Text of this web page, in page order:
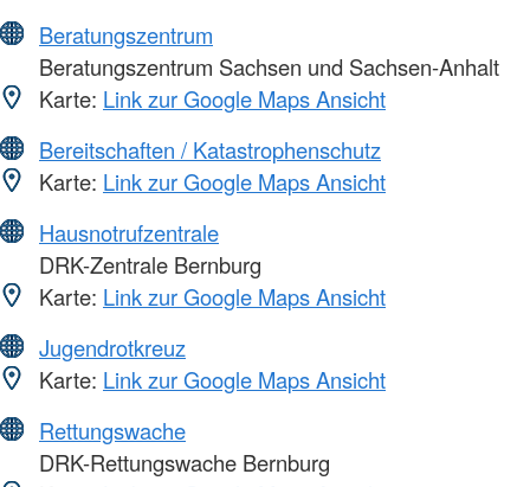
Beratungszentrum
Beratungszentrum Sachsen und Sachsen-Anhalt
Karte: Link zur Google Maps Ansicht
Bereitschaften / Katastrophenschutz
Karte: Link zur Google Maps Ansicht
Hausnotrufzentrale
DRK-Zentrale Bernburg
Karte: Link zur Google Maps Ansicht
Jugendrotkreuz
Karte: Link zur Google Maps Ansicht
Rettungswache
DRK-Rettungswache Bernburg